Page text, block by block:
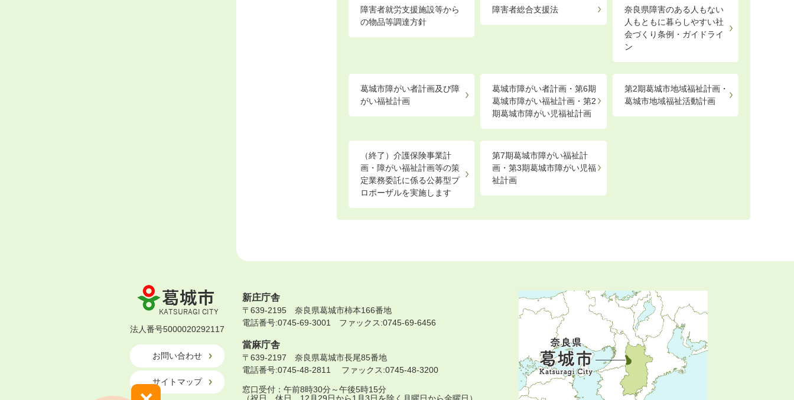
障害者就労支援施設等から
の物品等調達方針
障害者総合支援法
奈良県障害のある人もない
人もともに暮らしやすい社
会づくり条例・ガイドライ
ン
葛城市障がい者計画及び障
がい福祉計画
葛城市障がい者計画・第6期
葛城市障がい福祉計画・第2
期葛城市障がい児福祉計画
第2期葛城市地域福祉計画・
葛城市地域福祉活動計画
（終了）介護保険事業計
画・障がい福祉計画等の策
定業務委託に係る公募型プ
ロポーザルを実施します
第7期葛城市障がい福祉計
画・第3期葛城市障がい児福
祉計画
葛
城
市
KATSURAGI
CITY
法人番号5000020292117
お問い合わせ
サイトマップ
新庄庁舎
〒639-2195 奈良県葛城市柿本166番地
電話番号:0745-69-3001 ファックス:0745-69-6456
當麻庁舎
〒639-2197 奈良県葛城市長尾85番地
電話番号:0745-48-2811 ファックス:0745-48-3200
窓口受付：午前8時30分～午後5時15分